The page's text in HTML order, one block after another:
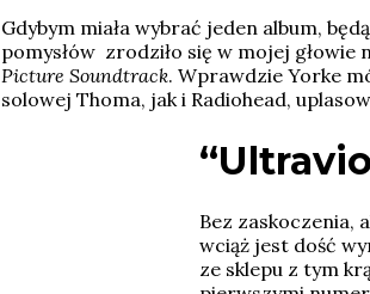
Gdybym miała wybrać jeden album,
pomysłów zrodziło się w mojej
Picture Soundtrack. Wprawdzie Yorke
solowej Thoma, jak i Radiohead,
“
Bez zaskoczenia,
wciąż jest dość
ze sklepu z tym